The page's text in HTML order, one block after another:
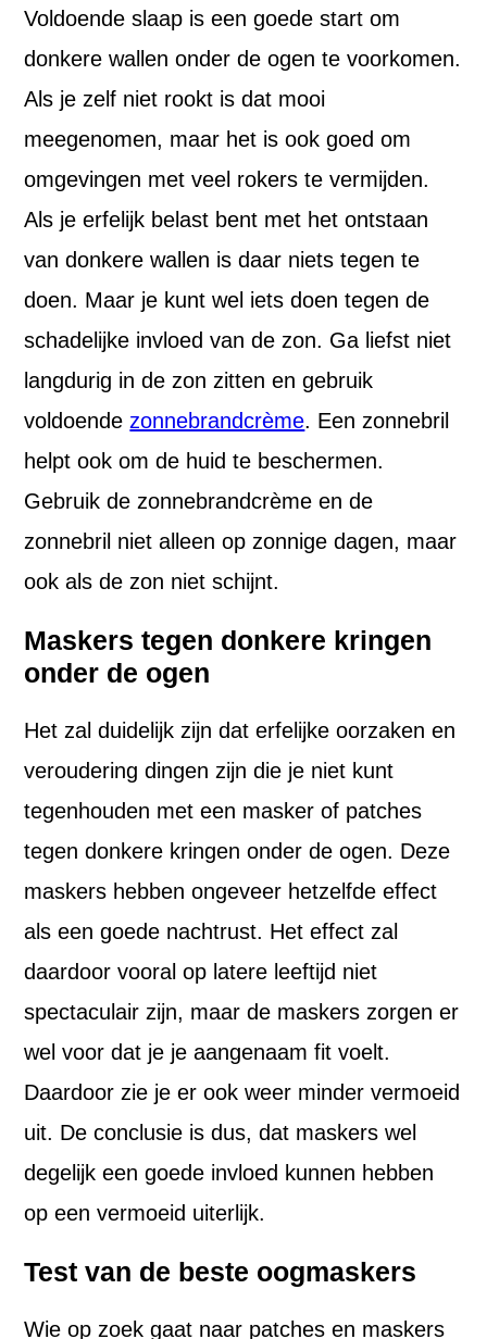
Voldoende slaap is een goede start om
donkere wallen onder de ogen te voorkomen.
Als je zelf niet rookt is dat mooi
meegenomen, maar het is ook goed om
omgevingen met veel rokers te vermijden.
Als je erfelijk belast bent met het ontstaan
van donkere wallen is daar niets tegen te
doen. Maar je kunt wel iets doen tegen de
schadelijke invloed van de zon. Ga liefst niet
langdurig in de zon zitten en gebruik
voldoende zonnebrandcrème. Een zonnebril
helpt ook om de huid te beschermen.
Gebruik de zonnebrandcrème en de
zonnebril niet alleen op zonnige dagen, maar
ook als de zon niet schijnt.
Maskers tegen donkere kringen
onder de ogen
Het zal duidelijk zijn dat erfelijke oorzaken en
veroudering dingen zijn die je niet kunt
tegenhouden met een masker of patches
tegen donkere kringen onder de ogen. Deze
maskers hebben ongeveer hetzelfde effect
als een goede nachtrust. Het effect zal
daardoor vooral op latere leeftijd niet
spectaculair zijn, maar de maskers zorgen er
wel voor dat je je aangenaam fit voelt.
Daardoor zie je er ook weer minder vermoeid
uit. De conclusie is dus, dat maskers wel
degelijk een goede invloed kunnen hebben
op een vermoeid uiterlijk.
Test van de beste oogmaskers
Wie op zoek gaat naar patches en maskers